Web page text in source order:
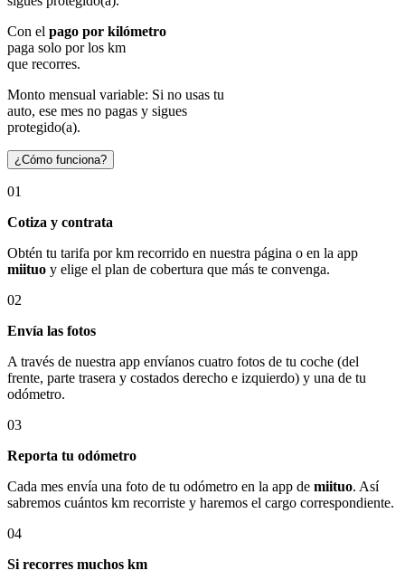
Con el pago por kilómetro
paga solo por los km
que recorres.
Monto mensual variable: Si no usas tu
auto, ese mes no pagas y sigues
protegido(a).
¿Cómo funciona?
01
Cotiza y contrata
Obtén tu tarifa por km recorrido en nuestra página o en la app
miituo y elige el plan de cobertura que más te convenga.
02
Envía las fotos
A través de nuestra app envíanos cuatro fotos de tu coche (del
frente, parte trasera y costados derecho e izquierdo) y una de tu
odómetro.
03
Reporta tu odómetro
Cada mes envía una foto de tu odómetro en la app de miituo. Así
sabremos cuántos km recorriste y haremos el cargo correspondiente.
04
Si recorres muchos km